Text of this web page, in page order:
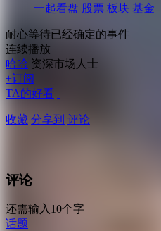
一起看盘 股票 板块 基金
耐心等待已经确定的事件
连续播放
哈哈 资深市场人士
+订阅
TA的好看
收藏 分享到 评论
评论
还需输入10个字
话题